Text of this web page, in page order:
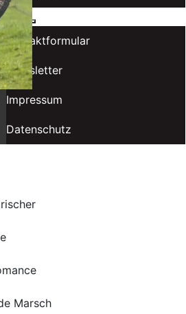
Kontaktformular
Newsletter
Impressum
Datenschutz
Marsch